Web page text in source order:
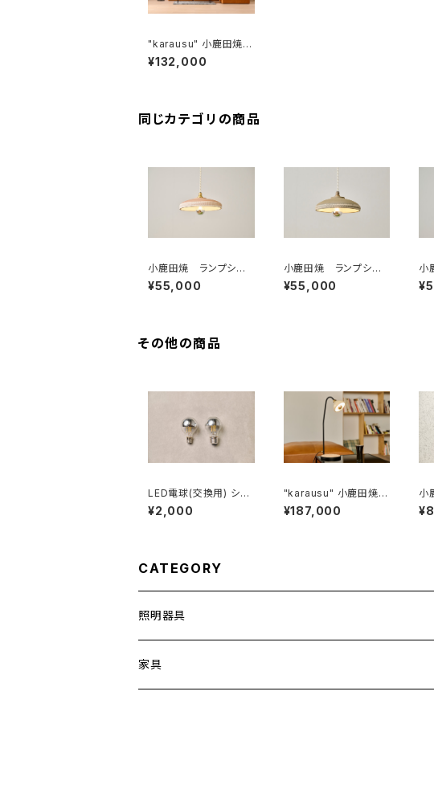
"karausu" 小鹿田焼ス
タンドライト フロアス
タンド 鉄
¥132,000
同じカテゴリの商品
小鹿田焼 ランプシェ
ード "トビガンナ " O
nta lampshade
¥55,000
小鹿田焼 ランプシェ
ード 焼き締め本焼き
"トビガンナ " Onta l
¥55,000
小
ー
その他の商品
LED電球(交換用) シル
バーボール
¥2,000
"karausu" 小鹿田焼ス
タンドライト デスクラ
イト 洗い出し仕上げ
¥187,000
小
ト
し
CATEGORY
照明器具
家具